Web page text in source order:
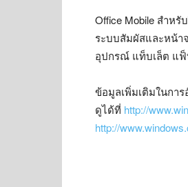
Office Mobile สำหรั
ระบบสัมผัสและหน้า
อุปกรณ์ แท็บเล็ต แฟ็
ข้อมูลเพิ่มเติมในกา
ดูได้ที่ http://
http://